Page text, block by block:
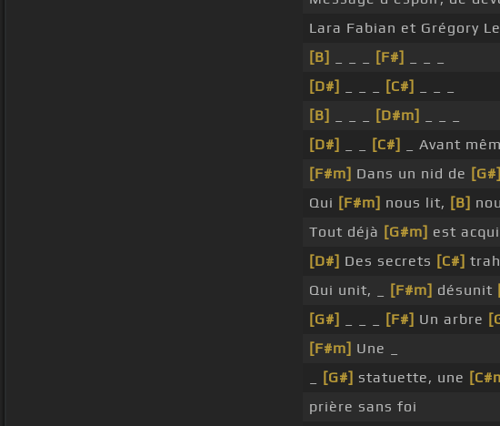
Lara Fabian et Grégory
[B]
[F#]
[D#]
[C#]
[B]
[D#m]
[D#]
[C#] _ Avant
[F#m] Dans un nid de [G#]
Qui [F#m] nous lit, [B]
Tout déjà [G#m] est
[D#] Des secrets [C#]
Qui unit, _
[F#m] désunit
[G#]
[F#] Un arbre
[F#m] Une _
[G#] statuette, une
prière sans foi